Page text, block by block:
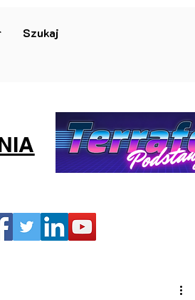
Szukaj